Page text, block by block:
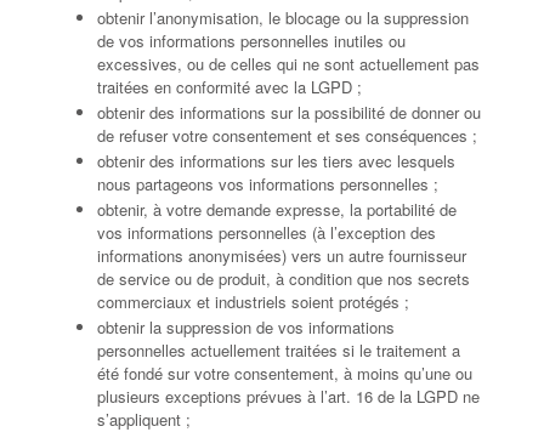
obtenir l’anonymisation, le blocage ou la suppression
de vos informations personnelles inutiles ou
excessives, ou de celles qui ne sont actuellement pas
traitées en conformité avec la LGPD ;
obtenir des informations sur la possibilité de donner ou
de refuser votre consentement et ses conséquences ;
obtenir des informations sur les tiers avec lesquels
nous partageons vos informations personnelles ;
obtenir, à votre demande expresse, la portabilité de
vos informations personnelles (à l’exception des
informations anonymisées) vers un autre fournisseur
de service ou de produit, à condition que nos secrets
commerciaux et industriels soient protégés ;
obtenir la suppression de vos informations
personnelles actuellement traitées si le traitement a
été fondé sur votre consentement, à moins qu’une ou
plusieurs exceptions prévues à l’art. 16 de la LGPD ne
s’appliquent ;